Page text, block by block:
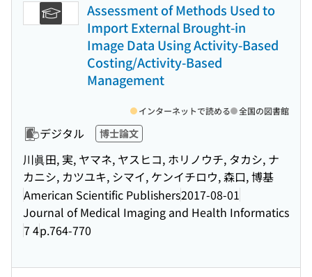
Assessment of Methods Used to
Import External Brought-in
Image Data Using Activity-Based
Costing/Activity-Based
Management
デジタル 博士論文
川眞田, 実, ヤマネ, ヤスヒコ, ホリノウチ, タカシ, ナ
カニシ, カツユキ, シマイ, ケンイチロウ, 森口, 博基
American Scientific Publishers2017-08-01
Journal of Medical Imaging and Health Informatics
7 4p.764-770
インターネットで読める 全国の図書館